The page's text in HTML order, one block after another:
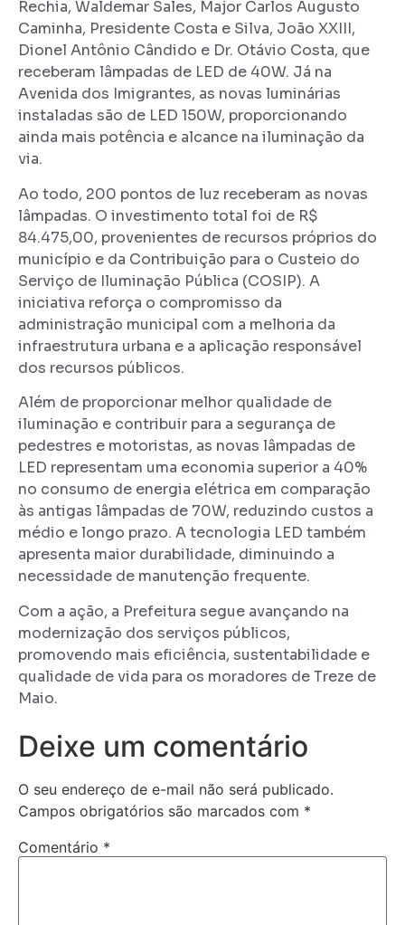
Rechia, Waldemar Sales, Major Carlos Augusto
Caminha, Presidente Costa e Silva, João XXIII,
Dionel Antônio Cândido e Dr. Otávio Costa, que
receberam lâmpadas de LED de 40W. Já na
Avenida dos Imigrantes, as novas luminárias
instaladas são de LED 150W, proporcionando
ainda mais potência e alcance na iluminação da
via.
Ao todo, 200 pontos de luz receberam as novas
lâmpadas. O investimento total foi de R$
84.475,00, provenientes de recursos próprios do
município e da Contribuição para o Custeio do
Serviço de Iluminação Pública (COSIP). A
iniciativa reforça o compromisso da
administração municipal com a melhoria da
infraestrutura urbana e a aplicação responsável
dos recursos públicos.
Além de proporcionar melhor qualidade de
iluminação e contribuir para a segurança de
pedestres e motoristas, as novas lâmpadas de
LED representam uma economia superior a 40%
no consumo de energia elétrica em comparação
às antigas lâmpadas de 70W, reduzindo custos a
médio e longo prazo. A tecnologia LED também
apresenta maior durabilidade, diminuindo a
necessidade de manutenção frequente.
Com a ação, a Prefeitura segue avançando na
modernização dos serviços públicos,
promovendo mais eficiência, sustentabilidade e
qualidade de vida para os moradores de Treze de
Maio.
Deixe um comentário
O seu endereço de e-mail não será publicado.
Campos obrigatórios são marcados com *
Comentário *